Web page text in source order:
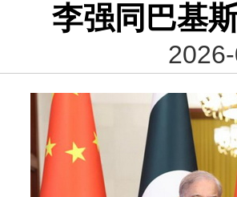
李强同巴基